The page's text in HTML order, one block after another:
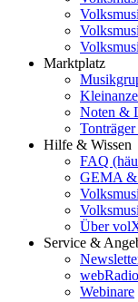
Marktplatz
Noten &
Hilfe & Wissen
FAQ
GEMA &
Über
Service &
Webinare